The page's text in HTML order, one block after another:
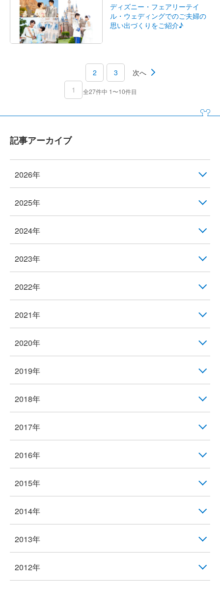
ディズニー・フェアリーテイ
ル・ウェディングでのご夫婦の
思い出づくりをご紹介♪
1
2 3 次へ
全27件中 1〜10件目
記事アーカイブ
2026年
2025年
2024年
2023年
2022年
2021年
2020年
2019年
2018年
2017年
2016年
2015年
2014年
2013年
2012年